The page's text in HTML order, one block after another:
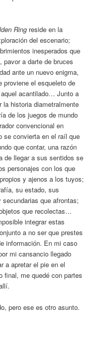
Ring reside en la
del escenario;
inesperados que
pavor a darte de bruces
ante un nuevo enigma,
proviene el esqueleto de
acantilado… Junto a
la historia diametralmente
de los juegos de mundo
convencional en
se convierta en el raíl que
que contar, una razón
de llegar a sus sentidos se
personajes con los que
y ajenos a los tuyos;
su estado, sus
que afrontas;
que recolectas…
integrar estas
a no ser que prestes
información. En mi caso
mi cansancio llegado
a apretar el pie en el
final, me quedé con partes
pero ese es otro asunto.